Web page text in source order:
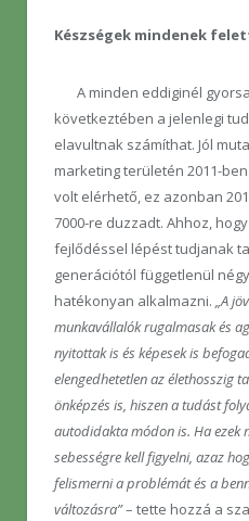
Készségek mindenek
A minden eddiginél
következtében a jelenlegi
elavultnak számíthat. Jól
marketing területén 2011-
volt elérhető, ez azonban
7000-re duzzadt. Ahhoz,
fejlődéssel lépést tudjanak
generációtól függetlenül
hatékonyan alkalmazni. „A
munkavállalók rugalmasak és
nyitottak is és képesek is
elengedhetetlen az élethosszig
önképzés is, hiszen a tudást
autodidakta módon is. Ha ezek
sebességre kell figyelni, azaz
felismerni a problémát és a
változásra”– tette hozzá a